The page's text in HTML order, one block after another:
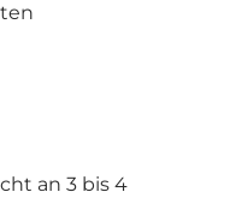
an 3 bis 4